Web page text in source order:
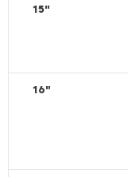
15"
16"